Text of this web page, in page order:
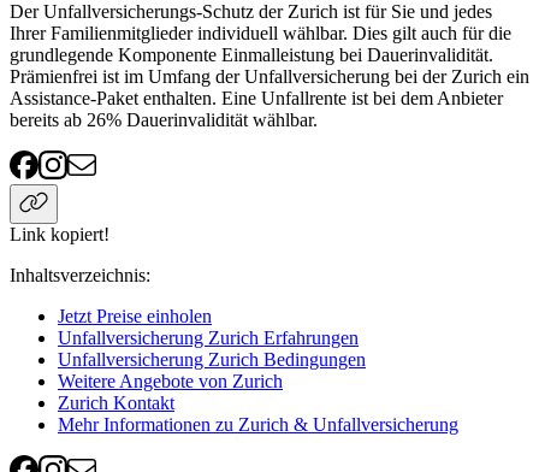
Der Unfallversicherungs-Schutz der Zurich ist für Sie und jedes
Ihrer Familienmitglieder individuell wählbar. Dies gilt auch für die
grundlegende Komponente Einmalleistung bei Dauerinvalidität.
Prämienfrei ist im Umfang der Unfallversicherung bei der Zurich ein
Assistance-Paket enthalten. Eine Unfallrente ist bei dem Anbieter
bereits ab 26% Dauerinvalidität wählbar.
Link kopiert!
Inhaltsverzeichnis:
Jetzt Preise einholen
Unfallversicherung Zurich Erfahrungen
Unfallversicherung Zurich Bedingungen
Weitere Angebote von Zurich
Zurich Kontakt
Mehr Informationen zu Zurich & Unfallversicherung